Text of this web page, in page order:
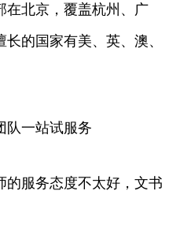
在北京，覆盖杭州、广
的国家有美、英、澳、
队一站试服务
的服务态度不太好，文书